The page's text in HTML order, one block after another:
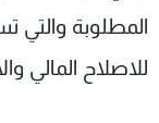
المطلوبة والتي
للاصلاح المالي